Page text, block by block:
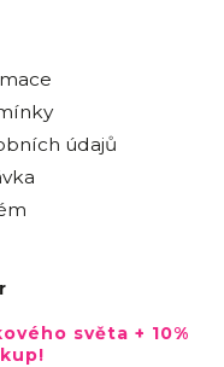
údajů
světa + 10%